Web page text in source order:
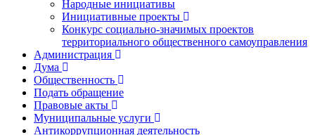
Народные инициативы
Инициативные проекты
Конкурс социально-значимых проектов
территориального общественного самоуправления
Администрация
Дума
Общественность
Подать обращение
Правовые акты
Муниципальные услуги
Антикоррупционная деятельность